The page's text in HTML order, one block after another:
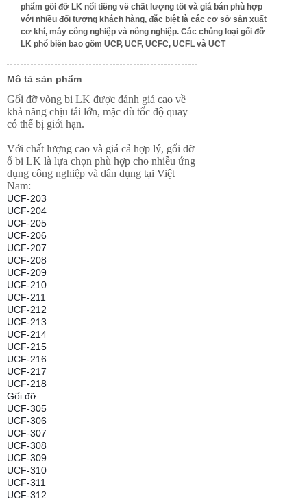
phẩm gối đỡ LK nổi tiếng về chất lượng tốt và giá bán phù hợp
với nhiều đối tượng khách hàng, đặc biệt là các cơ sở sản xuất
cơ khí, máy công nghiệp và nông nghiệp. Các chủng loại gối đỡ
LK phổ biến bao gồm UCP, UCF, UCFC, UCFL và UCT
Mô tả sản phẩm
Gối đỡ vòng bi LK được đánh giá cao về
khả năng chịu tải lớn, mặc dù tốc độ quay
có thể bị giới hạn.
Với chất lượng cao và giá cả hợp lý, gối đỡ
ổ bi LK là lựa chọn phù hợp cho nhiều ứng
dụng công nghiệp và dân dụng tại Việt
Nam:
UCF-203
UCF-204
UCF-205
UCF-206
UCF-207
UCF-208
UCF-209
UCF-210
UCF-211
UCF-212
UCF-213
UCF-214
UCF-215
UCF-216
UCF-217
UCF-218
Gối đỡ
UCF-305
UCF-306
UCF-307
UCF-308
UCF-309
UCF-310
UCF-311
UCF-312